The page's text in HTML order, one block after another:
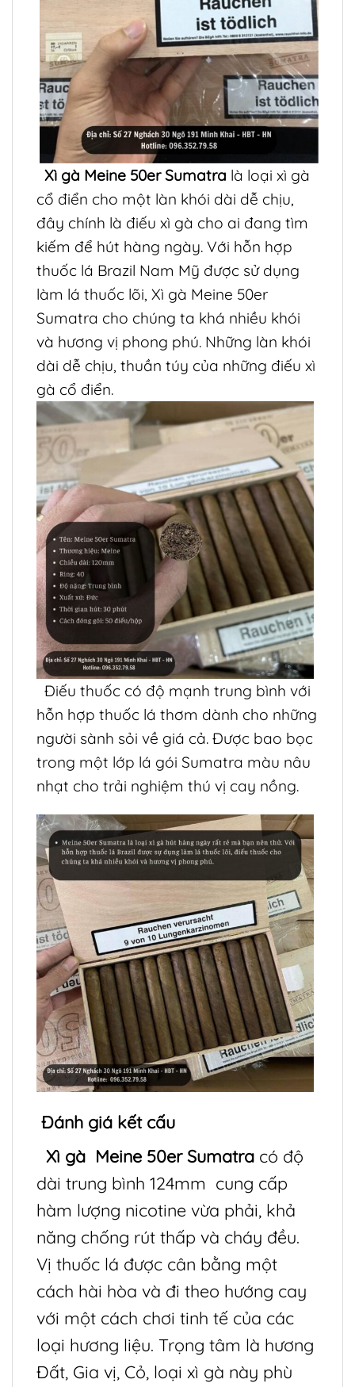
Xì gà Meine 50er Sumatra là loại xì gà
cổ điển cho một làn khói dài dễ chịu,
đây chính là điếu xì gà cho ai đang tìm
kiếm để hút hàng ngày. Với hỗn hợp
thuốc lá Brazil Nam Mỹ được sử dụng
làm lá thuốc lõi, Xì gà Meine 50er
Sumatra cho chúng ta khá nhiều khói
và hương vị phong phú. Những làn khói
dài dễ chịu, thuần túy của những điếu xì
gà cổ điển.
Điếu thuốc có độ mạnh trung bình với
hỗn hợp thuốc lá thơm dành cho những
người sành sỏi về giá cả. Được bao bọc
trong một lớp lá gói Sumatra màu nâu
nhạt cho trải nghiệm thú vị cay nồng.
Đánh giá kết cấu
Xì gà Meine 50er Sumatra có độ
dài trung bình 124mm cung cấp
hàm lượng nicotine vừa phải, khả
năng chống rút thấp và cháy đều.
Vị thuốc lá được cân bằng một
cách hài hòa và đi theo hướng cay
với một cách chơi tinh tế của các
loại hương liệu. Trọng tâm là hương
Đất, Gia vị, Cỏ, loại xì gà này phù